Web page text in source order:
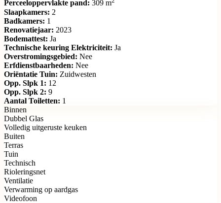
Perceeloppervlakte pand: 309 m
Slaapkamers: 2
Badkamers: 1
Renovatiejaar: 2023
Bodemattest: Ja
Technische keuring Elektriciteit: Ja
Overstromingsgebied: Nee
Erfdienstbaarheden: Nee
Oriëntatie Tuin: Zuidwesten
Opp. Slpk 1: 12
Opp. Slpk 2: 9
Aantal Toiletten: 1
Binnen
Dubbel Glas
Volledig uitgeruste keuken
Buiten
Terras
Tuin
Technisch
Rioleringsnet
Ventilatie
Verwarming op aardgas
Videofoon